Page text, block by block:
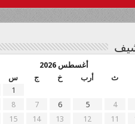
أغسطس 2026
ث أرب خ ج س
1
4
5
6
7
8
11
12
13
14
15